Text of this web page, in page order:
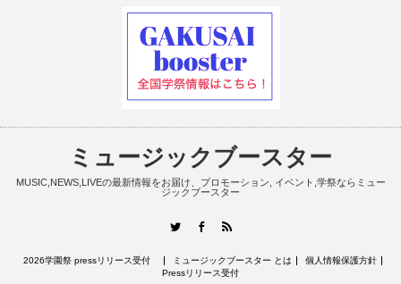
ミュージックブースター
MUSIC,NEWS,LIVEの最新情報をお届け、プロモーション, イベント,学祭ならミュー
ジックブースター
TwitterFacebook
2026学園祭 pressリリース受付 ミュージックブースター とは
個人情報保護方針
Pressリリース受付